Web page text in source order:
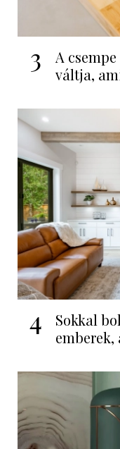
3
A
váltja,
4
Sokkal
emberek,